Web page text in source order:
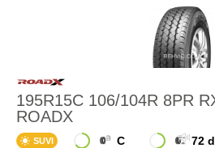
195R15C 106/104R 8PR
ROADX
SUVI C 72